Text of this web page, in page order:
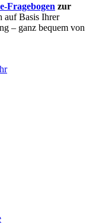
Fragebogen zur
auf Basis Ihrer
– ganz bequem von